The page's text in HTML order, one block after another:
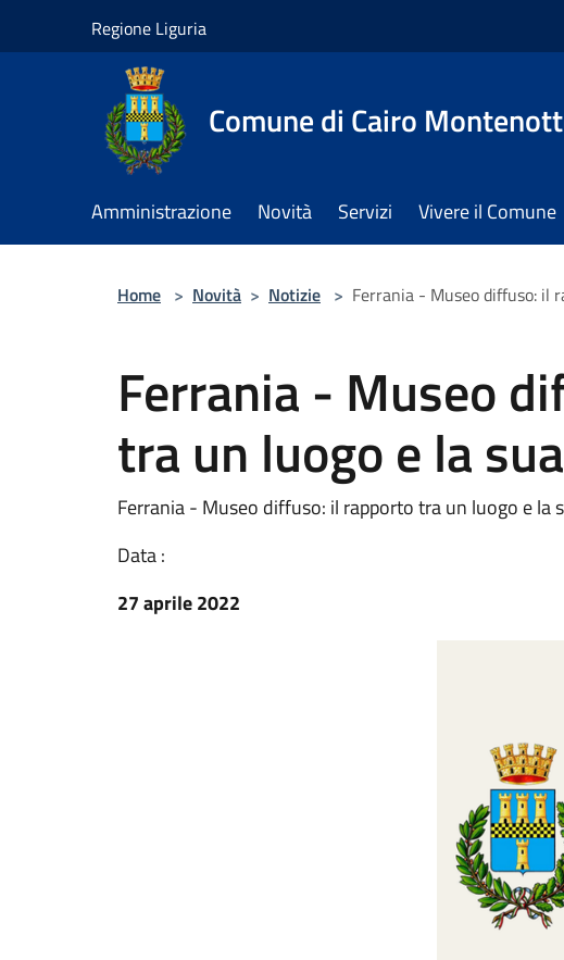
Regione Liguria
Comune di Cairo
Amministrazione Novità Servizi Vivere il Comune
Home > Novità > Notizie > Ferrania - Museo diffuso: il
Ferrania - Museo
tra un luogo e la
Ferrania - Museo diffuso: il rapporto tra un luogo e la
Data :
27 aprile 2022